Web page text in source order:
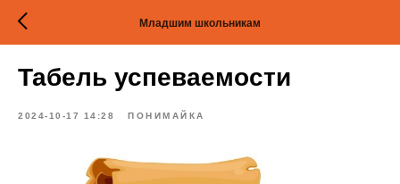
Младшим школьникам
Табель успеваемости
2024-10-17 14:28 ПОНИМАЙКА